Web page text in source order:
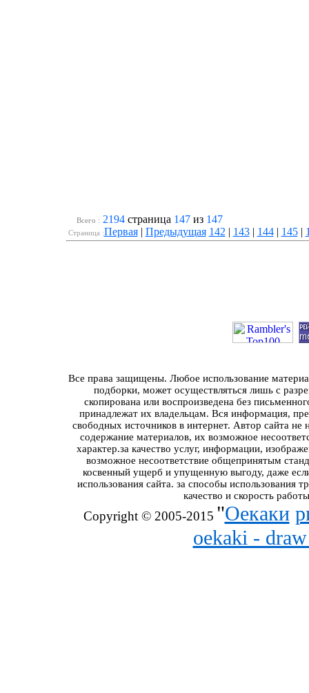
Всего : 2194страница 147из 147
Cтраница :Первая| Предыдущая 142 | 143| 144| 145|
Все права защищены. Любое использование
подборки, может осуществляться лишь с
скопирована или воспроизведена без
принадлежат их владельцам. Вся информация,
свободных источников в интернет. Автор сайта не
содержание материалов, их возможное
характер.за качество услуг, информации,
возможное несоответствие общепринятым
косвенный ущерб и упущенную выгоду, даже
использования сайта. за способы использования
качество и скорость
Copyright © 2005-2015 "Оекаки
oekaki -